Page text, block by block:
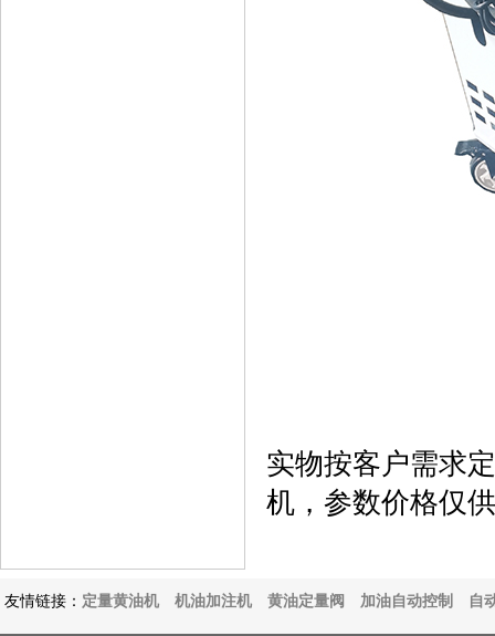
实物按客户需求
机，参数价格仅
友情链接： 定量黄油机 机油加注机 黄油定量阀 加油自动控制 自